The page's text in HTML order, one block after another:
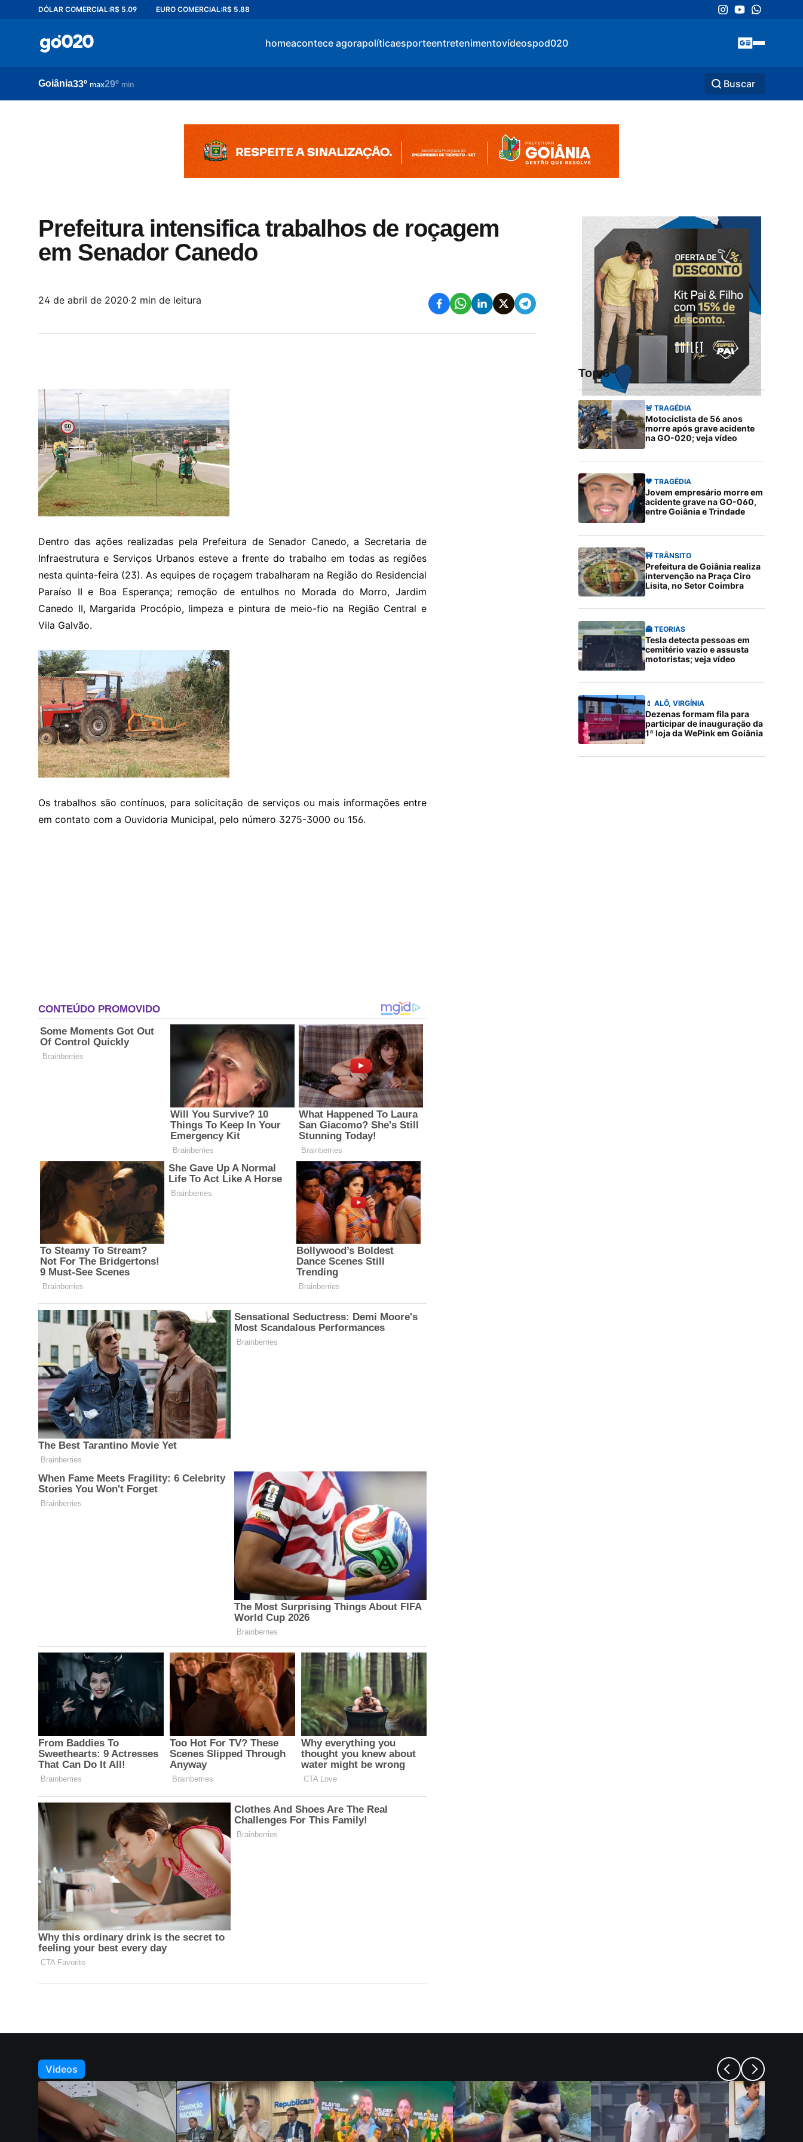
DÓLAR COMERCIAL:R$ 5.09 EURO COMERCIAL:R$ 5.88
homeacontece agorapolíticaesporteentretenimentovídeospod020
Goiânia33º max29º min Buscar
Prefeitura intensifica trabalhos de roçagem
em Senador Canedo
24 de abril de 2020·2 min de leitura
Dentro das ações realizadas pela Prefeitura de Senador Canedo, a Secretaria de
Infraestrutura e Serviços Urbanos esteve a frente do trabalho em todas as regiões
nesta quinta-feira (23). As equipes de roçagem trabalharam na Região do Residencial
Paraíso II e Boa Esperança; remoção de entulhos no Morada do Morro, Jardim
Canedo II, Margarida Procópio, limpeza e pintura de meio-fio na Região Central e
Vila Galvão.
Os trabalhos são contínuos, para solicitação de serviços ou mais informações entre
em contato com a Ouvidoria Municipal, pelo número 3275-3000 ou 156.
Top 5
🚨 TRAGÉDIA
Motociclista de 56 anos
morre após grave acidente
na GO-020; veja vídeo
🖤 TRAGÉDIA
Jovem empresário morre em
acidente grave na GO-060,
entre Goiânia e Trindade
🚧 TRÂNSITO
Prefeitura de Goiânia realiza
intervenção na Praça Ciro
Lisita, no Setor Coimbra
👻 TEORIAS
Tesla detecta pessoas em
cemitério vazio e assusta
motoristas; veja vídeo
💄 ALÔ, VIRGÍNIA
Dezenas formam fila para
participar de inauguração da
1ª loja da WePink em Goiânia
Videos
acontece agora
esporte